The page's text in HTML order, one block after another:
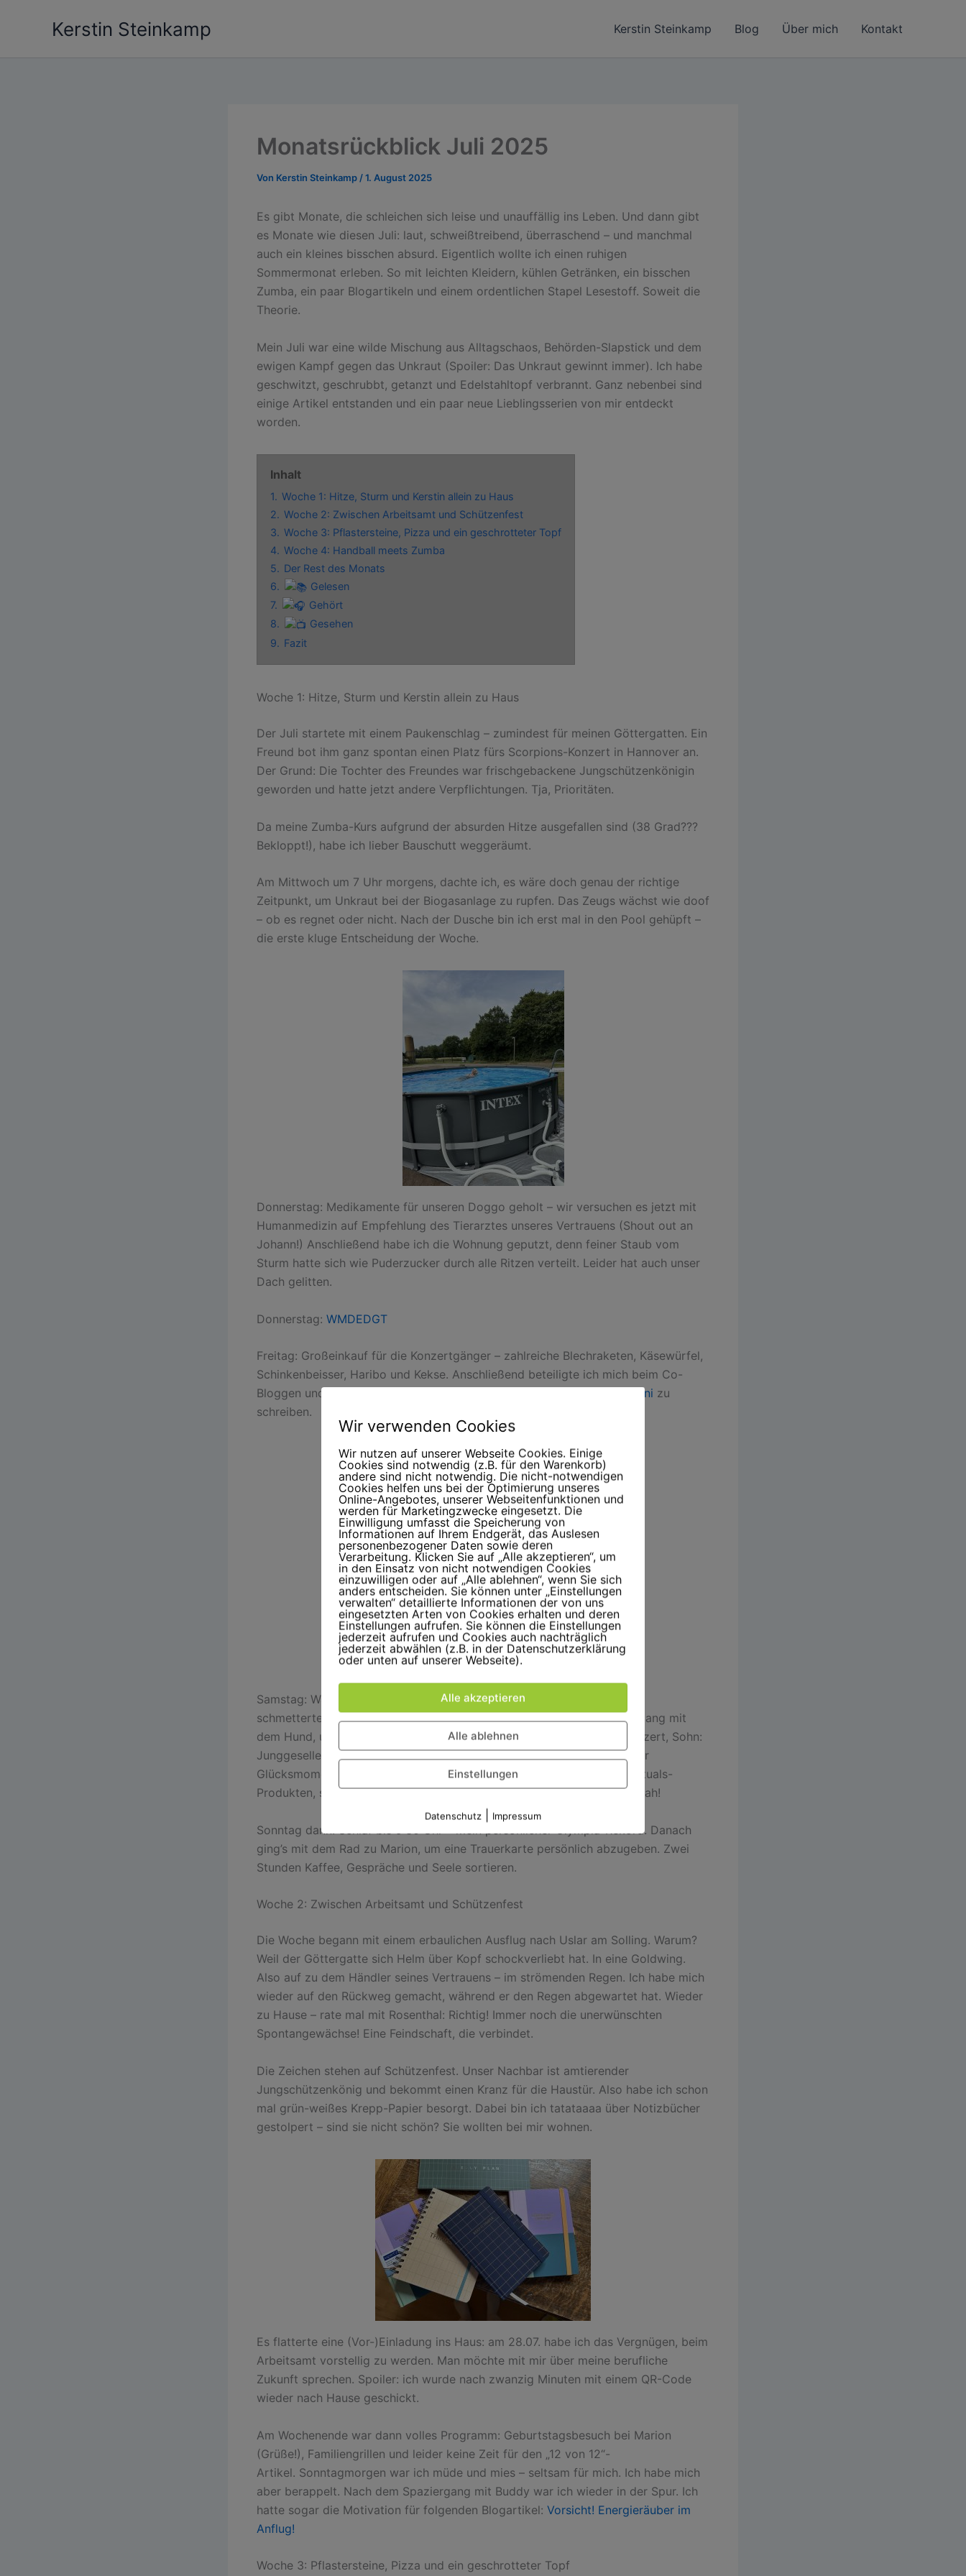
Kerstin Steinkamp Kerstin Steinkamp Blog Über mich Kontakt
Monatsrückblick Juli 2025
Von Kerstin Steinkamp /1. August 2025
Es gibt Monate, die schleichen sich leise und unauffällig ins Leben. Und dann gibt
es Monate wie diesen Juli: laut, schweißtreibend, überraschend – und manchmal
auch ein kleines bisschen absurd. Eigentlich wollte ich einen ruhigen
Sommermonat erleben. So mit leichten Kleidern, kühlen Getränken, ein bisschen
Zumba, ein paar Blogartikeln und einem ordentlichen Stapel Lesestoff. Soweit die
Theorie.
Mein Juli war eine wilde Mischung aus Alltagschaos, Behörden-Slapstick und dem
ewigen Kampf gegen das Unkraut (Spoiler: Das Unkraut gewinnt immer). Ich habe
geschwitzt, geschrubbt, getanzt und Edelstahltopf verbrannt. Ganz nebenbei sind
einige Artikel entstanden und ein paar neue Lieblingsserien von mir entdeckt
worden.
Inhalt
1. Woche 1: Hitze, Sturm und Kerstin allein zu Haus
2. Woche 2: Zwischen Arbeitsamt und Schützenfest
3. Woche 3: Pflastersteine, Pizza und ein geschrotteter Topf
4. Woche 4: Handball meets Zumba
5. Der Rest des Monats
6.
Gelesen
7.
Gehört
8.
Gesehen
9. Fazit
Woche 1: Hitze, Sturm und Kerstin allein zu Haus
Der Juli startete mit einem Paukenschlag – zumindest für meinen Göttergatten. Ein
Freund bot ihm ganz spontan einen Platz fürs Scorpions-Konzert in Hannover an.
Der Grund: Die Tochter des Freundes war frischgebackene Jungschützenkönigin
geworden und hatte jetzt andere Verpflichtungen. Tja, Prioritäten.
Da meine Zumba-Kurs aufgrund der absurden Hitze ausgefallen sind (38 Grad???
Bekloppt!), habe ich lieber Bauschutt weggeräumt.
Am Mittwoch um 7 Uhr morgens, dachte ich, es wäre doch genau der richtige
Zeitpunkt, um Unkraut bei der Biogasanlage zu rupfen. Das Zeugs wächst wie doof
– ob es regnet oder nicht. Nach der Dusche bin ich erst mal in den Pool gehüpft –
die erste kluge Entscheidung der Woche.
Donnerstag: Medikamente für unseren Doggo geholt – wir versuchen es jetzt mit
Humanmedizin auf Empfehlung des Tierarztes unseres Vertrauens (Shout out an
Johann!) Anschließend habe ich die Wohnung geputzt, denn feiner Staub vom
Sturm hatte sich wie Puderzucker durch alle Ritzen verteilt. Leider hat auch unser
Dach gelitten.
Donnerstag: WMDEDGT
Freitag: Großeinkauf für die Konzertgänger – zahlreiche Blechraketen, Käsewürfel,
Schinkenbeisser, Haribo und Kekse. Anschließend beteiligte ich mich beim Co-
Bloggen und habe es tatsächlich geschafft, den
Monatsrückblick für Juni zu
schreiben.
Blechraketen
Samstag: Während mein Mann »Here I am – rock you like a Hurricane«
schmetterte, gönnte ich mir einedoppelte Zumba-Dosis, einen Spaziergang mit
dem Hund, und danach: ich, allein zu Hause! Alle weg! Göttergatte: Konzert, Sohn:
Junggesellenabschied, Freundin: unterwegs, ich: ein freier Elf! Ein echter
Glücksmoment für introvertierte Extrovertierte. Ich pflegte mich mit Rituals-
Produkten, schüttete Rotweinschorle nach und drehte die Musik auf. Yeah!
Sonntag dann: Schlaf bis 9:30 Uhr – mein persönlicher Olympia-Rekord. Danach
ging’s mit dem Rad zu Marion, um eine Trauerkarte persönlich abzugeben. Zwei
Stunden Kaffee, Gespräche und Seele sortieren.
Woche 2: Zwischen Arbeitsamt und Schützenfest
Die Woche begann mit einem erbaulichen Ausflug nach Uslar am Solling. Warum?
Weil der Göttergatte sich Helm über Kopf schockverliebt hat. In eine Goldwing.
Also auf zu dem Händler seines Vertrauens – im strömenden Regen. Ich habe mich
wieder auf den Rückweg gemacht, während er den Regen abgewartet hat. Wieder
zu Hause – rate mal mit Rosenthal: Richtig! Immer noch die unerwünschten
Spontangewächse! Eine Feindschaft, die verbindet.
Die Zeichen stehen auf Schützenfest. Unser Nachbar ist amtierender
Jungschützenkönig und bekommt einen Kranz für die Haustür. Also habe ich schon
mal grün-weißes Krepp-Papier besorgt. Dabei bin ich tatataaaa über Notizbücher
gestolpert – sind sie nicht schön? Sie wollten bei mir wohnen.
Es flatterte eine (Vor-)Einladung ins Haus: am 28.07. habe ich das Vergnügen, beim
Arbeitsamt vorstellig zu werden. Man möchte mit mir über meine berufliche
Zukunft sprechen. Spoiler: ich wurde nach zwanzig Minuten mit einem QR-Code
wieder nach Hause geschickt.
Am Wochenende war dann volles Programm: Geburtstagsbesuch bei Marion
(Grüße!), Familiengrillen und leider keine Zeit für den „12 von 12“-
Artikel. Sonntagmorgen war ich müde und mies – seltsam für mich. Ich habe mich
aber berappelt. Nach dem Spaziergang mit Buddy war ich wieder in der Spur. Ich
hatte sogar die Motivation für folgenden Blogartikel: Vorsicht! Energieräuber im
Anflug!
Woche 3: Pflastersteine, Pizza und ein geschrotteter Topf
Wir verwenden Cookies
Wir nutzen auf unserer Webseite Cookies. Einige
Cookies sind notwendig (z.B. für den Warenkorb)
andere sind nicht notwendig. Die nicht-notwendigen
Cookies helfen uns bei der Optimierung unseres
Online-Angebotes, unserer Webseitenfunktionen und
werden für Marketingzwecke eingesetzt. Die
Einwilligung umfasst die Speicherung von
Informationen auf Ihrem Endgerät, das Auslesen
personenbezogener Daten sowie deren
Verarbeitung. Klicken Sie auf „Alle akzeptieren“, um
in den Einsatz von nicht notwendigen Cookies
einzuwilligen oder auf „Alle ablehnen“, wenn Sie sich
anders entscheiden. Sie können unter „Einstellungen
verwalten“ detaillierte Informationen der von uns
eingesetzten Arten von Cookies erhalten und deren
Einstellungen aufrufen. Sie können die Einstellungen
jederzeit aufrufen und Cookies auch nachträglich
jederzeit abwählen (z.B. in der Datenschutzerklärung
oder unten auf unserer Webseite).
Alle akzeptieren
Alle ablehnen
Einstellungen
Datenschutz Impressum